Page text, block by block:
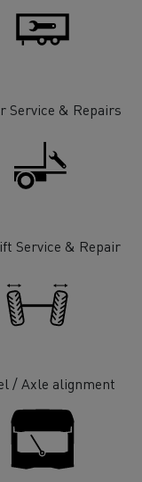
Service & Repairs
Service & Repair
/ Axle alignment